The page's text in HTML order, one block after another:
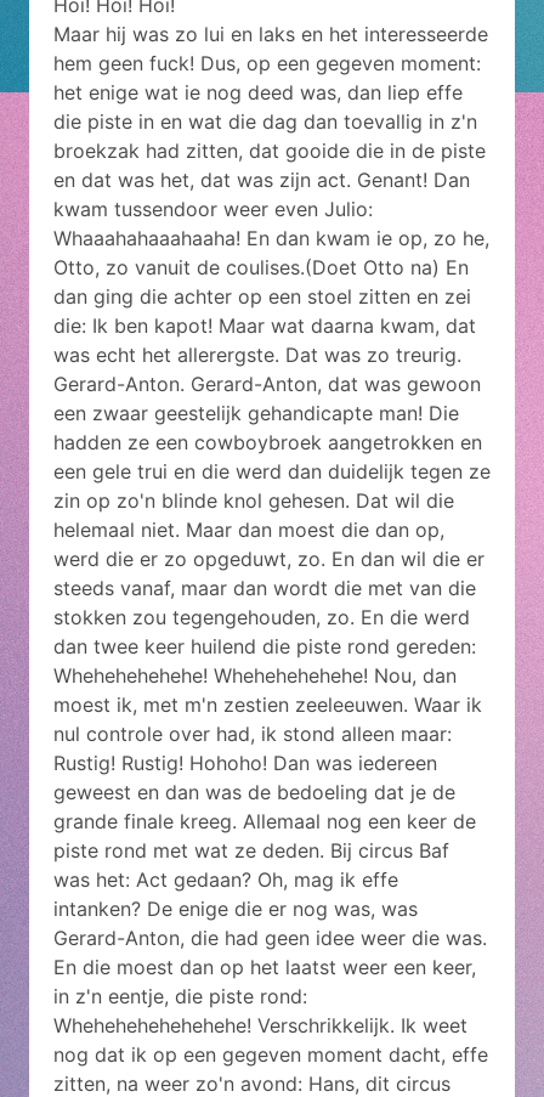
Hoi! Hoi! Hoi!
Maar hij was zo lui en laks en het interesseerde
hem geen fuck! Dus, op een gegeven moment:
het enige wat ie nog deed was, dan liep effe
die piste in en wat die dag dan toevallig in z'n
broekzak had zitten, dat gooide die in de piste
en dat was het, dat was zijn act. Genant! Dan
kwam tussendoor weer even Julio:
Whaaahahaaahaaha! En dan kwam ie op, zo he,
Otto, zo vanuit de coulises.(Doet Otto na) En
dan ging die achter op een stoel zitten en zei
die: Ik ben kapot! Maar wat daarna kwam, dat
was echt het allerergste. Dat was zo treurig.
Gerard-Anton. Gerard-Anton, dat was gewoon
een zwaar geestelijk gehandicapte man! Die
hadden ze een cowboybroek aangetrokken en
een gele trui en die werd dan duidelijk tegen ze
zin op zo'n blinde knol gehesen. Dat wil die
helemaal niet. Maar dan moest die dan op,
werd die er zo opgeduwt, zo. En dan wil die er
steeds vanaf, maar dan wordt die met van die
stokken zou tegengehouden, zo. En die werd
dan twee keer huilend die piste rond gereden:
Whehehehehehe! Whehehehehehe! Nou, dan
moest ik, met m'n zestien zeeleeuwen. Waar ik
nul controle over had, ik stond alleen maar:
Rustig! Rustig! Hohoho! Dan was iedereen
geweest en dan was de bedoeling dat je de
grande finale kreeg. Allemaal nog een keer de
piste rond met wat ze deden. Bij circus Baf
was het: Act gedaan? Oh, mag ik effe
intanken? De enige die er nog was, was
Gerard-Anton, die had geen idee weer die was.
En die moest dan op het laatst weer een keer,
in z'n eentje, die piste rond:
Whehehehehehehehe! Verschrikkelijk. Ik weet
nog dat ik op een gegeven moment dacht, effe
zitten, na weer zo'n avond: Hans, dit circus